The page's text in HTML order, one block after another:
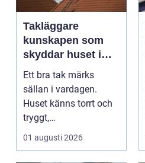
Takläggare
kunskapen som
skyddar huset i
längden
Ett bra tak märks
sällan i vardagen.
Huset känns torrt och
tryggt,
inomhusklimatet
fungerar och ener...
01 augusti 2026